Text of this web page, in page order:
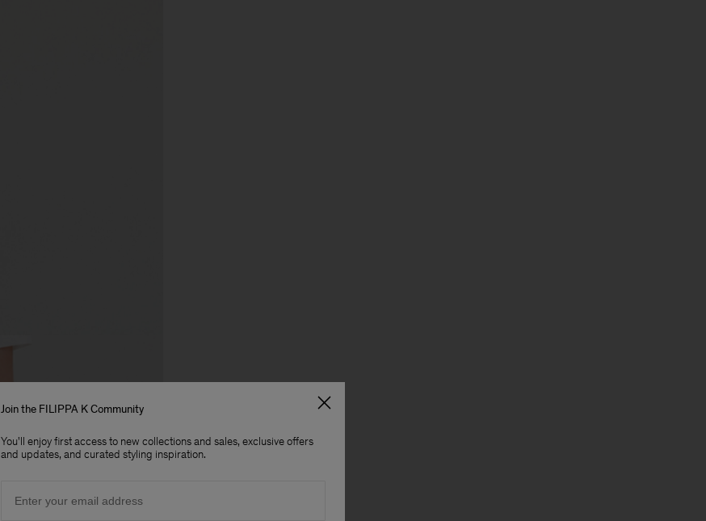
Join the FILIPPA K Community
You'll enjoy first access to new collections and sales, exclusive offers
and updates, and curated styling inspiration.